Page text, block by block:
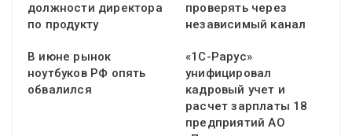
должности директора
по продукту
проверять через
независимый канал
В июне рынок
ноутбуков РФ опять
обвалился
«1С-Рарус»
унифицировал
кадровый учет и
расчет зарплаты 18
предприятий АО